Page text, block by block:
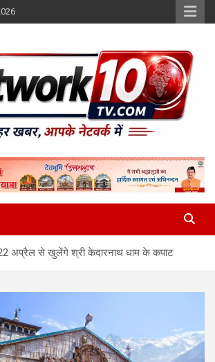
अप्रैल से खुलेंगे श्री केदारनाथ धाम के कपाट